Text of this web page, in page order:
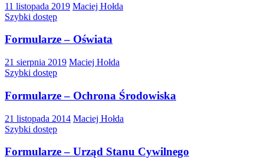
11 listopada 2019 Maciej Hołda
Szybki dostęp
Formularze – Oświata
21 sierpnia 2019 Maciej Hołda
Szybki dostęp
Formularze – Ochrona Środowiska
21 listopada 2014 Maciej Hołda
Szybki dostęp
Formularze – Urząd Stanu Cywilnego